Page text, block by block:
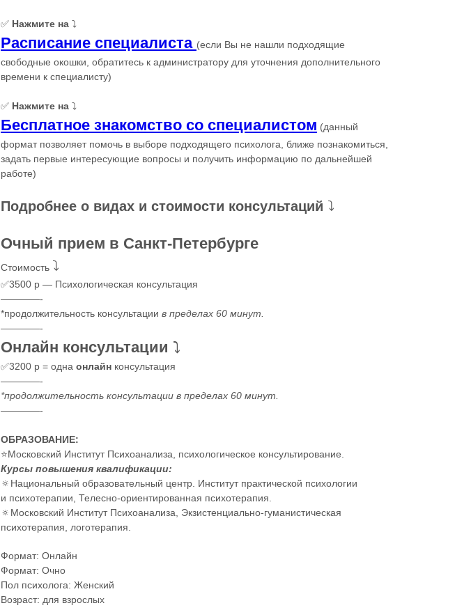
✅ Нажмите на ⤵️
Расписание специалиста (если Вы не нашли подходящие
свободные окошки, обратитесь к администратору для уточнения дополнительного
времени к специалисту)
✅ Нажмите на ⤵️
Бесплатное знакомство со специалистом (данный
формат позволяет помочь в выборе подходящего психолога, ближе познакомиться,
задать первые интересующие вопросы и получить информацию по дальнейшей
работе)
Подробнее о видах и стоимости консультаций ⤵️
Очный прием в Санкт-Петербурге
Стоимость ⤵️
✅3500 р — Психологическая консультация
————-
*продолжительность консультации в пределах 60 минут.
————-
Онлайн консультации ⤵️
✅3200 р = одна онлайн консультация
————-
*продолжительность консультации в пределах 60 минут.
————-
ОБРАЗОВАНИЕ:
⭐️Московский Институт Психоанализа, психологическое консультирование.
Курсы повышения квалификации:
🔅Национальный образовательный центр. Институт практической психологии
и психотерапии, Телесно-ориентированная психотерапия.
🔅Московский Институт Психоанализа, Экзистенциально-гуманистическая
психотерапия, логотерапия.
Формат: Онлайн
Формат: Очно
Пол психолога: Женский
Возраст: для взрослых